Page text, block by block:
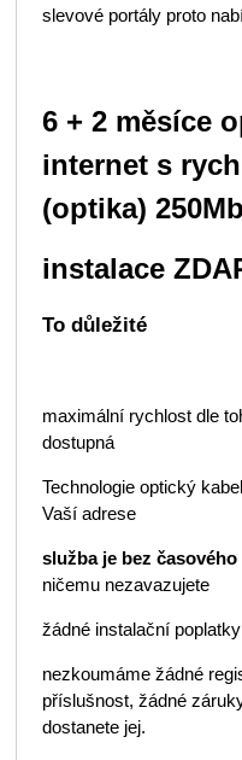
slevové portály proto
6 + 2 měsíce
internet s
(optika)
instalace
To důležité
maximální rychlost dle
dostupná
Technologie optický
Vaší adrese
služba je bez časového
ničemu nezavazujete
žádné instalační
nezkoumáme žádné
příslušnost, žádné
dostanete jej.